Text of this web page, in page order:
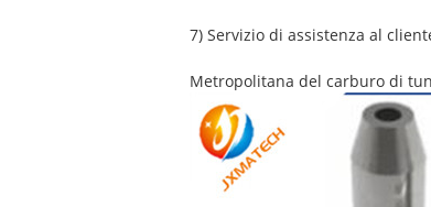
7) Servizio di assistenza al
Metropolitana del carburo di